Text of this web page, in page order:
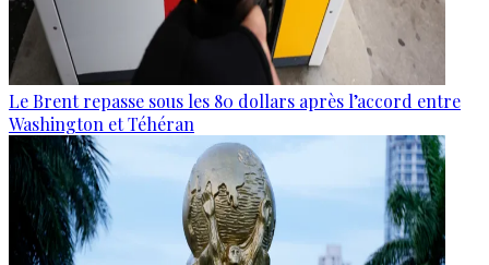
Le Brent repasse sous les 80 dollars après l’accord entre
Washington et Téhéran